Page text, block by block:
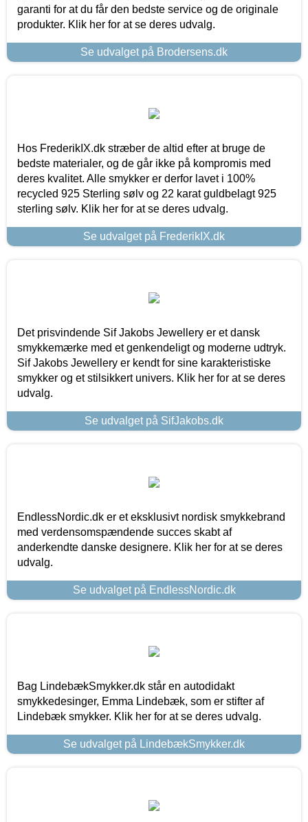
garanti for at du får den bedste service og de originale
produkter. Klik her for at se deres udvalg.
Se udvalget på Brodersens.dk
Hos FrederikIX.dk stræber de altid efter at bruge de
bedste materialer, og de går ikke på kompromis med
deres kvalitet. Alle smykker er derfor lavet i 100%
recycled 925 Sterling sølv og 22 karat guldbelagt 925
sterling sølv. Klik her for at se deres udvalg.
Se udvalget på FrederikIX.dk
Det prisvindende Sif Jakobs Jewellery er et dansk
smykkemærke med et genkendeligt og moderne udtryk.
Sif Jakobs Jewellery er kendt for sine karakteristiske
smykker og et stilsikkert univers. Klik her for at se deres
udvalg.
Se udvalget på SifJakobs.dk
EndlessNordic.dk er et eksklusivt nordisk smykkebrand
med verdensomspændende succes skabt af
anderkendte danske designere. Klik her for at se deres
udvalg.
Se udvalget på EndlessNordic.dk
Bag LindebækSmykker.dk står en autodidakt
smykkedesinger, Emma Lindebæk, som er stifter af
Lindebæk smykker. Klik her for at se deres udvalg.
Se udvalget på LindebækSmykker.dk